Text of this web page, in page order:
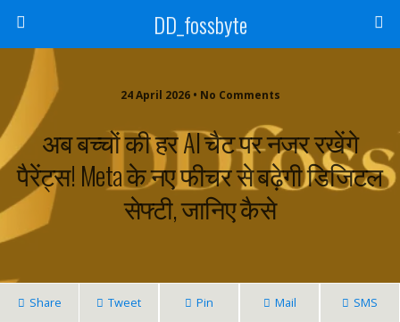
DD_fossbyte
24 April 2026 • No Comments
अब बच्चों की हर AI चैट पर नजर रखेंगे
पैरेंट्स! Meta के नए फीचर से बढ़ेगी डिजिटल
सेफ्टी, जानिए कैसे
Share Tweet Pin Mail SMS